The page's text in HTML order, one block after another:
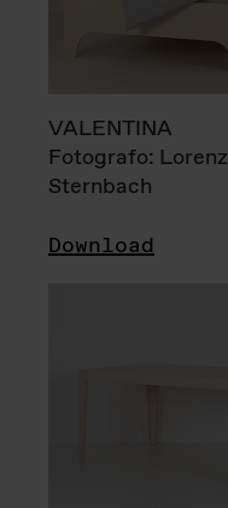
VALENTINA
Fotografo: Lorenz
Sternbach
Download